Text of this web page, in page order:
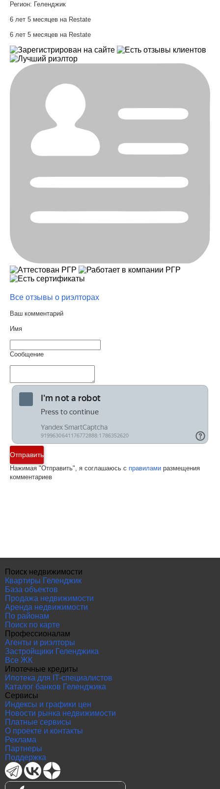
Регион: Геленджик
6 лет 5 месяцев на Restate
6 лет 5 месяцев на Restate
Все отзывы о риэлторах
Ваш комментарий
Имя
Сообщение
Отправить
Нажимая "Отправить", я соглашаюсь с правилами размещения
комментариев
Поиск недвижимости
Квартиры Геленджик
База объектов
Продажа недвижимости
Аренда недвижимости
По районам
Поиск по карте
Профессионалам
Агенты и риэлторы
Застройщики Геленджика
Все ЖК
Ипотечные кредиты
Ипотека для IT-специалистов
Каталог банков Геленджика
Сервисы
Индексы и графики цен
Новости рынка недвижимости
Платные сервисы
О проекте и контакты
Реклама
Партнеры
Поддержка